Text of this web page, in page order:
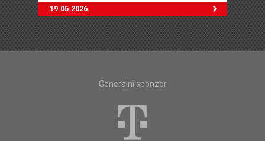
19.05.2026.
Generalni sponzor